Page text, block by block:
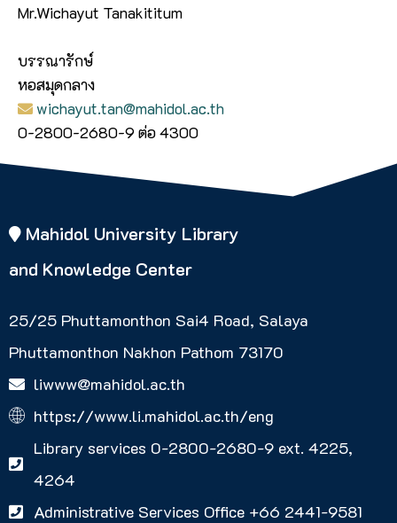
Mr.Wichayut Tanakititum
บรรณารักษ์
หอสมุดกลาง
wichayut.tan@mahidol.ac.th
0-2800-2680-9 ต่อ 4300
Mahidol University Library
and Knowledge Center
25/25 Phuttamonthon Sai4 Road, Salaya
Phuttamonthon Nakhon Pathom 73170
liwww@mahidol.ac.th
https://www.li.mahidol.ac.th/eng
Library services 0-2800-2680-9 ext. 4225,
4264
Administrative Services Office +66 2441-9581